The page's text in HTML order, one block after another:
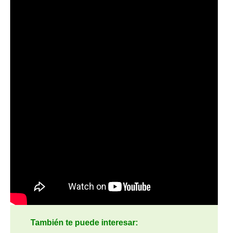
También te puede interesar: